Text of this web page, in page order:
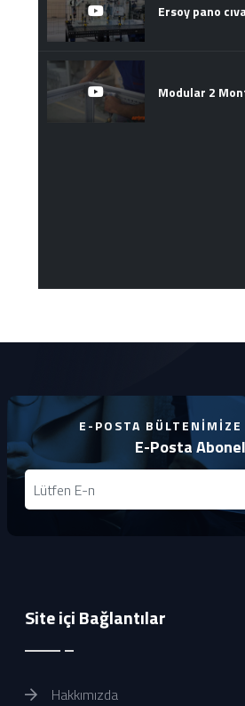
Ersoy pano
Modular 2
E-POSTA BÜLTENIMIZE
E-Posta
Site içi Bağlantılar
Hakkımızda